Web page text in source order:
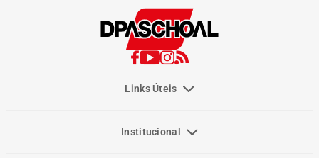
Links Úteis
Institucional